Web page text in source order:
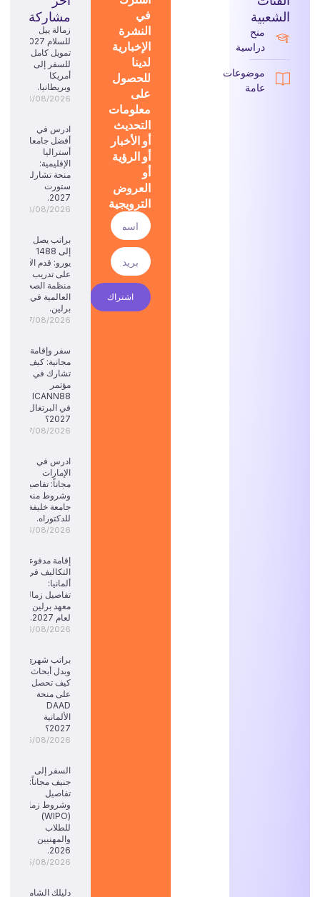
الشعبية
منح
دراسية
موضوعات
عامة
في
النشرة
الإخبارية
لدينا
للحصول
على
معلومات
التحديث
أو الأخبار
أو الرؤية
أو
العروض
الترويجية
اشتراك
مشاركة
زمالة ييل
تمويل كامل
للسفر إلى
أمريكا
وبريطانيا.
08/08/2026
ادرس في
أفضل جامعات
أستراليا
الإقليمية:
منحة تشارلز
ستورت
2027.
08/08/2026
براتب يصل
إلى 1488
يورو: قدم الآن
على تدريب
منظمة الصحة
العالمية في
برلين.
07/08/2026
سفر وإقامة
مجانية: كيف
تشارك في
مؤتمر
ICANN88
في البرتغال
2027؟
07/08/2026
ادرس في
الإمارات
مجاناً: تفاصيل
وشروط منحة
جامعة خليفة
للدكتوراه.
06/08/2026
إقامة مدفوعة
التكاليف في
ألمانيا:
تفاصيل زمالة
معهد برلين
لعام 2027.
06/08/2026
براتب شهري
وبدل أبحاث:
كيف تحصل
على منحة
DAAD
الألمانية
2027؟
05/08/2026
السفر إلى
جنيف مجاناً:
تفاصيل
وشروط زمالة
(WIPO)
للطلاب
والمهنيين
2026.
05/08/2026
دليلك الشامل